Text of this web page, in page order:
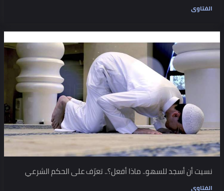
الفتاوى
نسيت أن أسجد للسهو.. ماذا أفعل؟.. تعرّف على الحكم الشرعي
الفتاوى